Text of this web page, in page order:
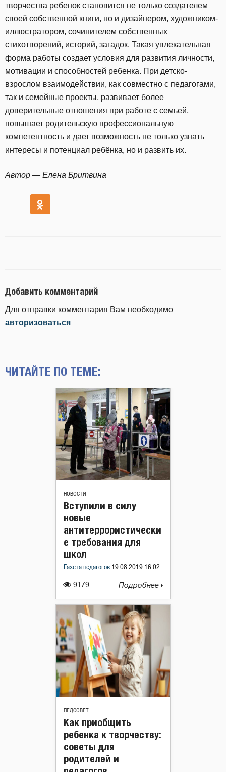
творчества ребенок становится не только создателем
своей собственной книги, но и дизайнером, художником-
иллюстратором, сочинителем собственных
стихотворений, историй, загадок. Такая увлекательная
форма работы создает условия для развития личности,
мотивации и способностей ребенка. При детско-
взрослом взаимодействии, как совместно с педагогами,
так и семейные проекты, развивает более
доверительные отношения при работе с семьей,
повышает родительскую профессиональную
компетентность и дает возможность не только узнать
интересы и потенциал ребёнка, но и развить их.
Автор — Елена Бритвина
Добавить комментарий
Для отправки комментария Вам необходимо
авторизоваться
ЧИТАЙТЕ ПО ТЕМЕ:
НОВОСТИ
9179
Вступили в силу
новые
антитеррористически
е требования для
школ
Газета педагогов 19.08.2019 16:02
Подробнее
ПЕДСОВЕТ
Как приобщить
ребенка к творчеству:
советы для
родителей и